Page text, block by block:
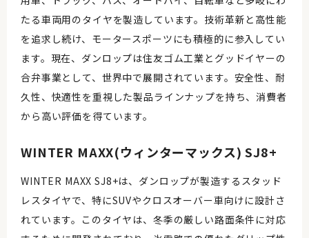
たる車両用のタイヤを製造しています。技術革新と高性能
を追求し続け、モータースポーツにも積極的に参入してい
ます。現在、ダンロップは住友ゴム工業とグッドイヤーの
合弁事業として、世界中で展開されています。安全性、耐
久性、快適性を重視した製品ラインナップを持ち、消費者
から高い評価を得ています。
WINTER MAXX(ウィンターマックス) SJ8+
WINTER MAXX SJ8+は、ダンロップが製造するスタッド
レスタイヤで、特にSUVやクロスオーバー車向けに設計さ
れています。このタイヤは、冬季の厳しい路面条件に対応